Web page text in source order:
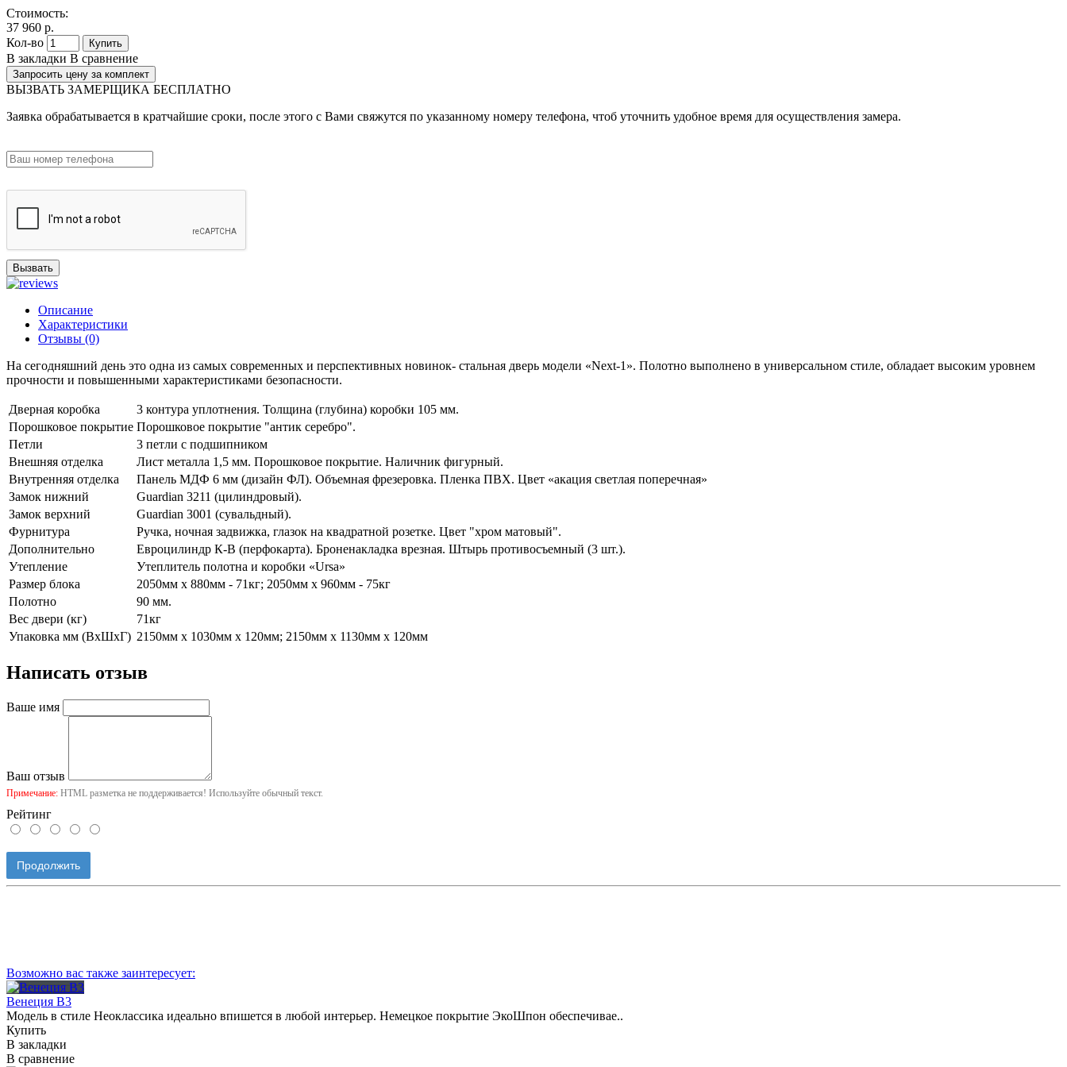
Стоимость:
37 960 р.
Кол-во
Купить
В закладки В сравнение
Запросить цену за комплект
ВЫЗВАТЬ ЗАМЕРЩИКА БЕСПЛАТНО
Заявка обрабатывается в кратчайшие сроки, после этого с Вами свяжутся по указанному номеру телефона, чтоб уточнить удобное время для осуществления замера.
Вызвать
Описание
Характеристики
Отзывы (0)
На сегодняшний день это одна из самых современных и перспективных новинок- стальная дверь модели «Next-1». Полотно выполнено в универсальном стиле, обладает высоким уровнем
прочности и повышенными характеристиками безопасности.
Дверная коробка
3 контура уплотнения. Толщина (глубина) коробки 105 мм.
Порошковое покрытие Порошковое покрытие "антик серебро".
Петли
3 петли с подшипником
Внешняя отделка
Лист металла 1,5 мм. Порошковое покрытие. Наличник фигурный.
Внутренняя отделка
Панель МДФ 6 мм (дизайн ФЛ). Объемная фрезеровка. Пленка ПВХ. Цвет «акация светлая поперечная»
Замок нижний
Guardian 3211 (цилиндровый).
Замок верхний
Guardian 3001 (сувальдный).
Фурнитура
Ручка, ночная задвижка, глазок на квадратной розетке. Цвет "хром матовый".
Дополнительно
Евроцилиндр К-В (перфокарта). Броненакладка врезная. Штырь противосъемный (3 шт.).
Утепление
Утеплитель полотна и коробки «Ursa»
Размер блока
2050мм х 880мм - 71кг; 2050мм х 960мм - 75кг
Полотно
90 мм.
Вес двери (кг)
71кг
Упаковка мм (ВхШхГ) 2150мм х 1030мм х 120мм; 2150мм х 1130мм х 120мм
Написать отзыв
Ваше имя
Ваш отзыв
Примечание: HTML разметка не поддерживается! Используйте обычный текст.
Рейтинг
Продолжить
Возможно вас также заинтересует:
Венеция В3
Модель в стиле Неоклассика идеально впишется в любой интерьер. Немецкое покрытие ЭкоШпон обеспечивае..
Купить
В закладки
В сравнение